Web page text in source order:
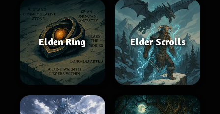
Elden Ring Elder Scrolls